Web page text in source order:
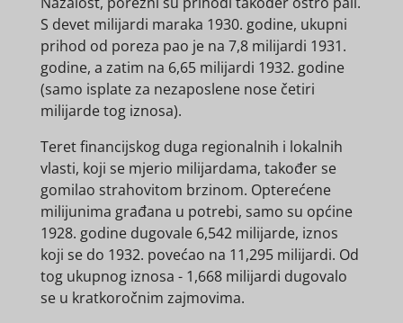
S devet milijardi maraka 1930. godine, ukupni
prihod od poreza pao je na 7,8 milijardi 1931.
godine, a zatim na 6,65 milijardi 1932. godine
(samo isplate za nezaposlene nose četiri
milijarde tog iznosa).
Teret financijskog duga regionalnih i lokalnih
vlasti, koji se mjerio milijardama, također se
gomilao strahovitom brzinom. Opterećene
milijunima građana u potrebi, samo su općine
1928. godine dugovale 6,542 milijarde, iznos
koji se do 1932. povećao na 11,295 milijardi. Od
tog ukupnog iznosa - 1,668 milijardi dugovalo
se u kratkoročnim zajmovima.